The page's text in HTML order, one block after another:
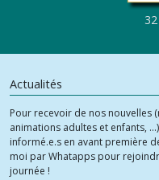
Actualités
Pour recevoir de nos nouvelles
animations adultes et enfants,
informé.e.s en avant première
moi par Whatapps pour
journée !